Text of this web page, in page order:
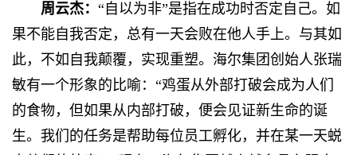
周云杰： “自以为非”是指在成功时否定自己。如
果不能自我否定，总有一天会败在他人手上。与其如
此，不如自我颠覆，实现重塑。海尔集团创始人张瑞
敏有一个形象的比喻：“鸡蛋从外部打破会成为人们
的食物，但如果从内部打破，便会见证新生命的诞
生。我们的任务是帮助每位员工孵化，并在某一天蜕